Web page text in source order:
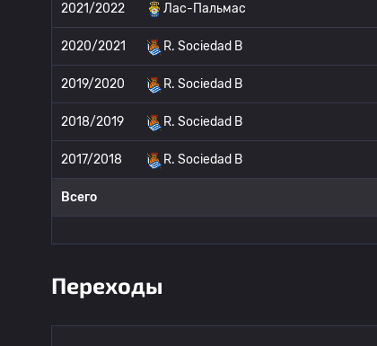
2021/2022 Лас-Пальмас
2020/2021 R. Sociedad B
2019/2020 R. Sociedad B
2018/2019 R. Sociedad B
2017/2018 R. Sociedad B
Всего
Переходы